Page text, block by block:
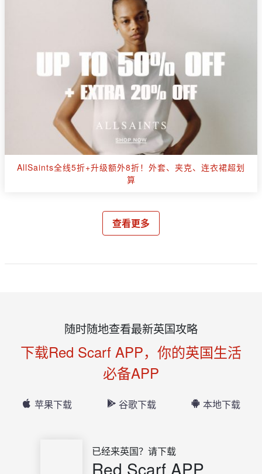
AllSaints全线5折+升级额外8折！外套、夹克、连衣裙超划
算
查看更多
随时随地查看最新英国攻略
下载Red Scarf APP，你的英国生活
必备APP
苹果下载 谷歌下载 本地下载
已经来英国？请下载
Red Scarf APP